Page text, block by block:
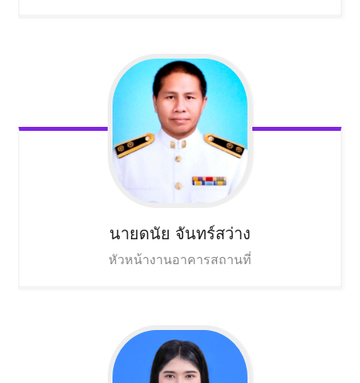
นายดนัย จันทร์สว่าง
หัวหน้างานอาคารสถานที่